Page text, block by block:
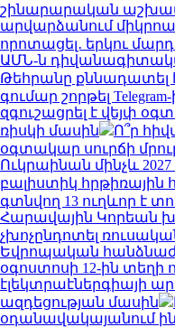
շինարարական
արվարձանում
որոտացել․ երկու մարդ
ԱՄՆ-ն
Թեհրանը քննադատել
գումար շորթել
զգուշացրել է վեյփ
ռիսկի մասին
Ո՞ր
օգտակար սուրճի
Ուկրաինան մինչև
բալիստիկ
գտնվող 13 ուղևոր է
Հարավային Կորեան
չխոչընդոտել
Եվրոպական
օգոստոսի 12-ին
էլեկտրաէներգիայի
ազդեցության մասին
օդանավակայանում